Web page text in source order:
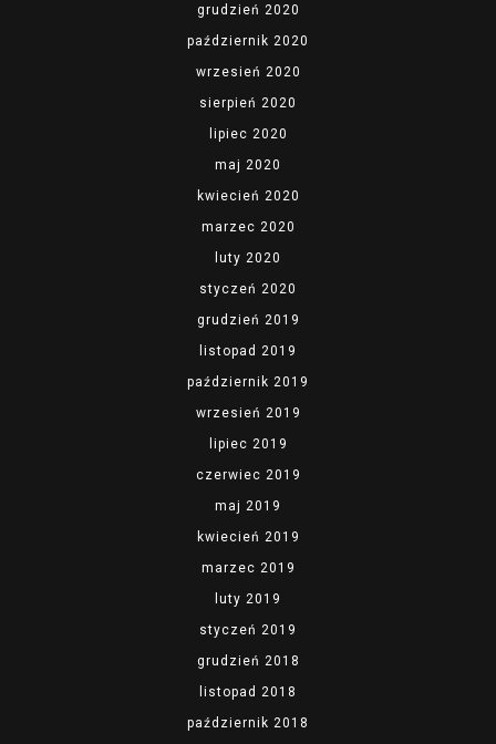
grudzień 2020
październik 2020
wrzesień 2020
sierpień 2020
lipiec 2020
maj 2020
kwiecień 2020
marzec 2020
luty 2020
styczeń 2020
grudzień 2019
listopad 2019
październik 2019
wrzesień 2019
lipiec 2019
czerwiec 2019
maj 2019
kwiecień 2019
marzec 2019
luty 2019
styczeń 2019
grudzień 2018
listopad 2018
październik 2018